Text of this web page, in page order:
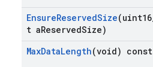
EnsureReservedSize(uint16
t aReservedSize)
MaxDataLength(void) const